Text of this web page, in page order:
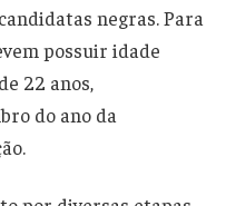
negras. Para
possuir idade
22 anos,
do ano da